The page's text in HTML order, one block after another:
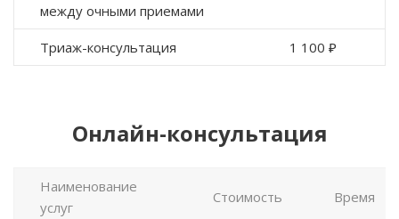
между очными приемами
Триаж-консультация 1 100 ₽
Онлайн-консультация
Наименование
услуг
Стоимость Время